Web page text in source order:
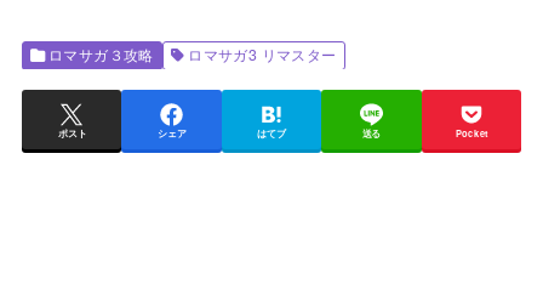
ロマサガ３攻略 ロマサガ3 リマスター
ポスト シェア はてブ 送る Pocket